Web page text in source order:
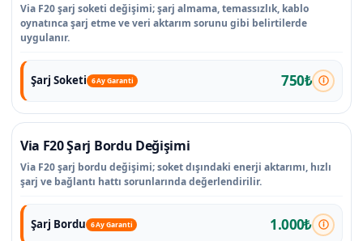
Via F20 şarj soketi değişimi; şarj almama, temassızlık, kablo
oynatınca şarj etme ve veri aktarım sorunu gibi belirtilerde
uygulanır.
Şarj Soketi 6 Ay Garanti 750₺
Via F20 Şarj Bordu Değişimi
Via F20 şarj bordu değişimi; soket dışındaki enerji aktarımı, hızlı
şarj ve bağlantı hattı sorunlarında değerlendirilir.
Şarj Bordu 6 Ay Garanti 1.000₺